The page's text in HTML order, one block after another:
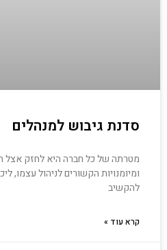
סדנת גיבוש למנהלים
מטרתה של כל חברה היא לחזק אצל
ומיומנויות הקשורים לניהול עצמו,
להקשיב
קרא עוד »